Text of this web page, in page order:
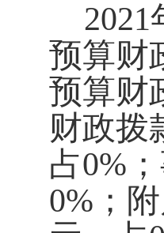
预算财
预算财
财政拨
占0%
0%；